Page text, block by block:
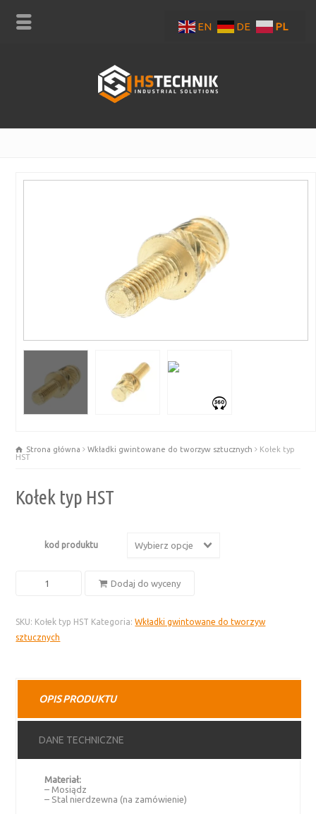
Strona główna Wkładki gwintowane do tworzyw sztucznych
Kołek typ
HST
Kołek typ HST
kod produktu Wybierz opcje
HST
Dodaj do wyceny
SKU: Kołek typ HST Kategoria:Wkładki gwintowane do tworzyw
sztucznych
OPIS PRODUKTU
DANE TECHNICZNE
Materiał:
– Mosiądz
– Stal nierdzewna (na zamówienie)
EN DE PL